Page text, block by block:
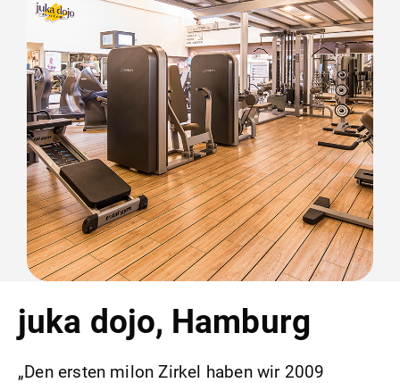
juka dojo, Hamburg
„Den ersten milon Zirkel haben wir 2009